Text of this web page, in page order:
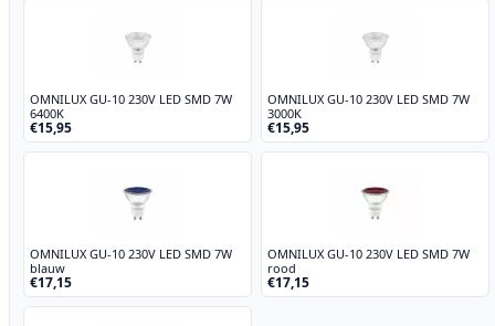
Dimmer
OMNILUX GU-10 230V LED SMD 7W
6400K
€15,95
OMNILUX GU-10 230V LED SMD 7W
3000K
€15,95
OMNILUX GU-10 230V LED SMD 7W
blauw
€17,15
OMNILUX GU-10 230V LED SMD 7W
rood
€17,15